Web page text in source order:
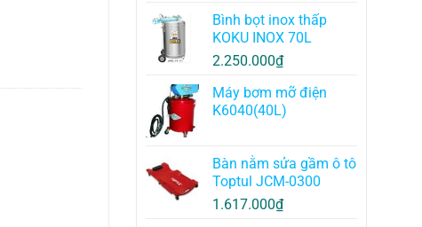
Bình bọt inox thấp
KOKU INOX 70L
2.250.000₫
Máy bơm mỡ điện
K6040(40L)
Bàn nằm sửa gầm ô tô
Toptul JCM-0300
1.617.000₫